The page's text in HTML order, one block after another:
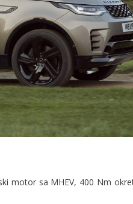
motor sa MHEV, 400 Nm